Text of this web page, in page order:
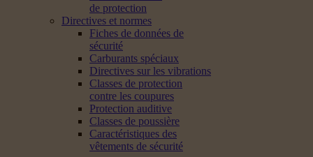
de protection
Directives et normes
Fiches de données de
sécurité
Carburants spéciaux
Directives sur les vibrations
Classes de protection
contre les coupures
Protection auditive
Classes de poussière
Caractéristiques des
vêtements de sécurité